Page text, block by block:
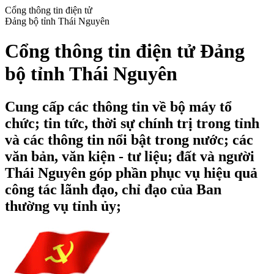
Cổng thông tin điện tử
Đảng bộ tỉnh Thái Nguyên
Cổng thông tin điện tử Đảng
bộ tỉnh Thái Nguyên
Cung cấp các thông tin về bộ máy tổ
chức; tin tức, thời sự chính trị trong tỉnh
và các thông tin nổi bật trong nước; các
văn bản, văn kiện - tư liệu; đất và người
Thái Nguyên góp phần phục vụ hiệu quả
công tác lãnh đạo, chỉ đạo của Ban
thường vụ tỉnh ủy;